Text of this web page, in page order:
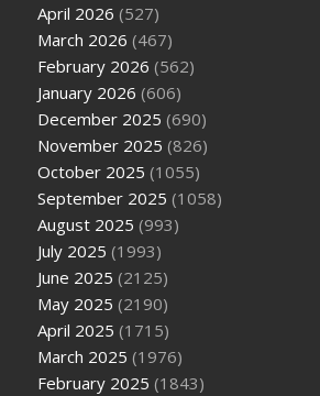
April 2026 (527)
March 2026 (467)
February 2026 (562)
January 2026 (606)
December 2025 (690)
November 2025 (826)
October 2025 (1055)
September 2025 (1058)
August 2025 (993)
July 2025 (1993)
June 2025 (2125)
May 2025 (2190)
April 2025 (1715)
March 2025 (1976)
February 2025 (1843)